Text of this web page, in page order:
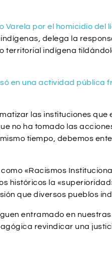
por el homicidio del
delega la
indígena
en una actividad pública
las instituciones
no ha tomado las
tiempo, debemos
«Racismos
históricos la
que diversos pueblos
entramado en
revindicar una